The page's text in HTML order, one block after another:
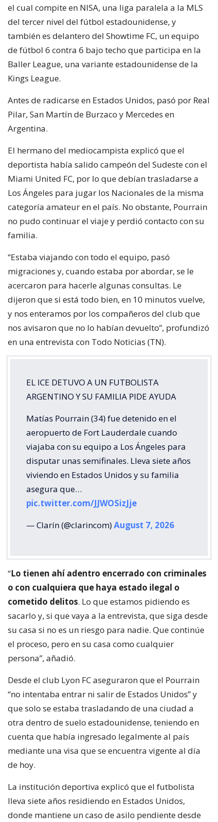
el cual compite en NISA, una liga paralela a la MLS
del tercer nivel del fútbol estadounidense, y
también es delantero del Showtime FC, un equipo
de fútbol 6 contra 6 bajo techo que participa en la
Baller League, una variante estadounidense de la
Kings League.
Antes de radicarse en Estados Unidos, pasó por Real
Pilar, San Martín de Burzaco y Mercedes en
Argentina.
El hermano del mediocampista explicó que el
deportista había salido campeón del Sudeste con el
Miami United FC, por lo que debían trasladarse a
Los Ángeles para jugar los Nacionales de la misma
categoría amateur en el país. No obstante, Pourrain
no pudo continuar el viaje y perdió contacto con su
familia.
“Estaba viajando con todo el equipo, pasó
migraciones y, cuando estaba por abordar, se le
acercaron para hacerle algunas consultas. Le
dijeron que si está todo bien, en 10 minutos vuelve,
y nos enteramos por los compañeros del club que
nos avisaron que no lo habían devuelto”, profundizó
en una entrevista con Todo Noticias (TN).
EL ICE DETUVO A UN FUTBOLISTA
ARGENTINO Y SU FAMILIA PIDE AYUDA
Matías Pourrain (34) fue detenido en el
aeropuerto de Fort Lauderdale cuando
viajaba con su equipo a Los Ángeles para
disputar unas semifinales. Lleva siete años
viviendo en Estados Unidos y su familia
asegura que…
pic.twitter.com/JJWOSizJje
— Clarín (@clarincom)August 7, 2026
“Lo tienen ahí adentro encerrado con criminales
o con cualquiera que haya estado ilegal o
cometido delitos. Lo que estamos pidiendo es
sacarlo y, si que vaya a la entrevista, que siga desde
su casa si no es un riesgo para nadie. Que continúe
el proceso, pero en su casa como cualquier
persona”, añadió.
Desde el club Lyon FC aseguraron que el Pourrain
“no intentaba entrar ni salir de Estados Unidos” y
que solo se estaba trasladando de una ciudad a
otra dentro de suelo estadounidense, teniendo en
cuenta que había ingresado legalmente al país
mediante una visa que se encuentra vigente al día
de hoy.
La institución deportiva explicó que el futbolista
lleva siete años residiendo en Estados Unidos,
donde mantiene un caso de asilo pendiente desde